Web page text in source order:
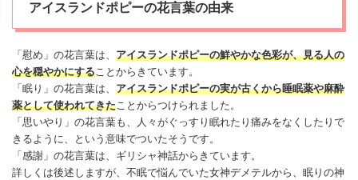
アイスランドポピーの花言葉の由来
「慰め」の花言葉は、 アイスランドポピーの鮮やかな色彩が、見る人の
心を穏やかにすることからきています。
「眠り」の花言葉は、 アイスランドポピーの実が古くから睡眠薬や麻酔
薬として使われてきたことからつけられました。
「思いやり」の花言葉も、人々がぐっすり眠れたり痛みをなくしたりで
きるように、という意味でついたそうです。
「感謝」の花言葉は、ギリシャ神話からきています。
詳しくは後述しますが、不眠で悩んでいた女神デメテルから、眠りの神